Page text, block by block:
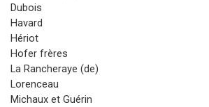
Dubois
Havard
Hériot
Hofer frères
La Rancheraye (de)
Lorenceau
Michaux et Guérin